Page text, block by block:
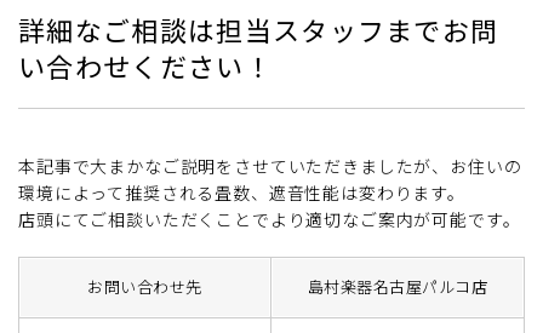
詳細なご相談は担当スタッフまでお問
い合わせください！
本記事で大まかなご説明をさせていただきましたが、お住いの
環境によって推奨される畳数、遮音性能は変わります。
店頭にてご相談いただくことでより適切なご案内が可能です。
お問い合わせ先 島村楽器名古屋パルコ店